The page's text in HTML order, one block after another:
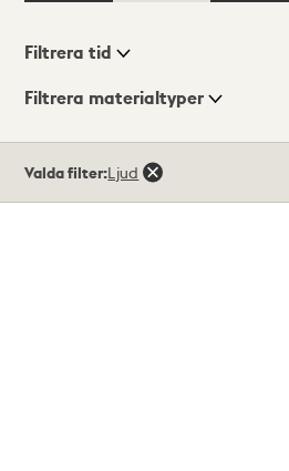
Visningsläge
Filtrera tid
Filtrera materialtyper
träffar
Valda filter:Ljud